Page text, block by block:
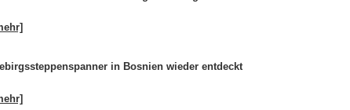
in Bosnien wieder entdeckt